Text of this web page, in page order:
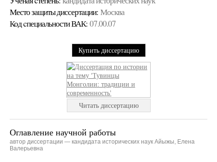
Место защиты диссертации: Москва
Код cпециальности ВАК: 07.00.07
Купить диссертацию
Читать диссертацию
Оглавление научной работы
автор диссертации — кандидата исторических наук Айыжы, Елена
Валерьевна